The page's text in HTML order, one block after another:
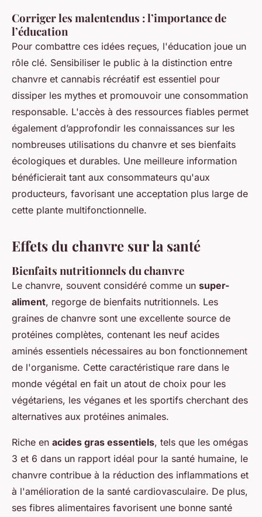
Corriger les malentendus : l’importance de
l’éducation
Pour combattre ces idées reçues, l'éducation joue un
rôle clé. Sensibiliser le public à la distinction entre
chanvre et cannabis récréatif est essentiel pour
dissiper les mythes et promouvoir une consommation
responsable. L'accès à des ressources fiables permet
également d’approfondir les connaissances sur les
nombreuses utilisations du chanvre et ses bienfaits
écologiques et durables. Une meilleure information
bénéficierait tant aux consommateurs qu'aux
producteurs, favorisant une acceptation plus large de
cette plante multifonctionnelle.
Effets du chanvre sur la santé
Bienfaits nutritionnels du chanvre
Le chanvre, souvent considéré comme un super-
aliment, regorge de bienfaits nutritionnels. Les
graines de chanvre sont une excellente source de
protéines complètes, contenant les neuf acides
aminés essentiels nécessaires au bon fonctionnement
de l'organisme. Cette caractéristique rare dans le
monde végétal en fait un atout de choix pour les
végétariens, les véganes et les sportifs cherchant des
alternatives aux protéines animales.
Riche en acides gras essentiels, tels que les omégas
3 et 6 dans un rapport idéal pour la santé humaine, le
chanvre contribue à la réduction des inflammations et
à l'amélioration de la santé cardiovasculaire. De plus,
ses fibres alimentaires favorisent une bonne santé